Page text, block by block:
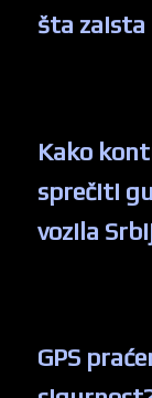
šta zaista
Kako
sprečiti
vozila
GPS